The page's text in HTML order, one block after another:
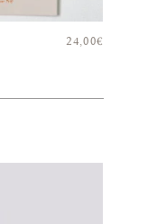
24,00€